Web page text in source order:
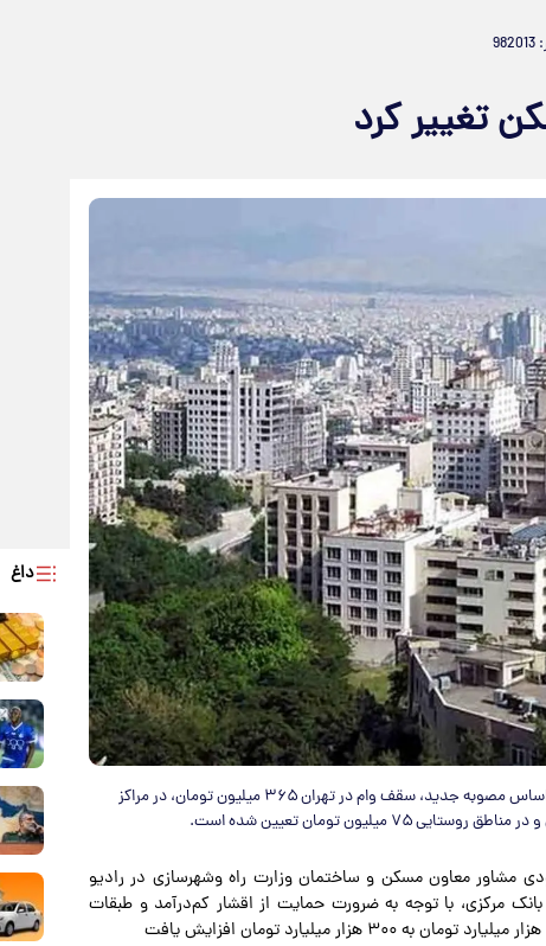
تغییر کرد
مشاور معاون مسکن و ساختمان وزارت راه وشهرسازی گفت:بر اساس مصوبه جدید، سقف وام در تهران ۳۶۵ میلیون تومان، در مراکز
مشاور معاون مسکن و ساختمان وزارت راه وشهرسازی در رادیو
اردیبهشت‌ هیئت عالی بانک مرکزی، با توجه به ضرورت حمایت از اقشار کم‌درآمد و طبقات
داغ